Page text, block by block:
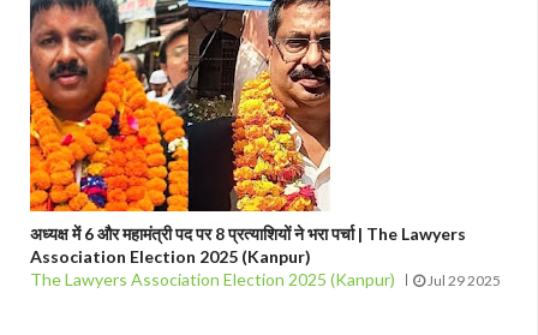
अध्यक्ष में 6 और महामंत्री पद पर 8 प्रत्याशियों ने भरा पर्चा | The Lawyers
Association Election 2025 (Kanpur)
The Lawyers Association Election 2025 (Kanpur)
Jul 29 2025